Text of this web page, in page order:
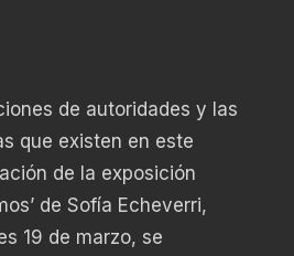
de autoridades y las
que existen en este
de la exposición
de Sofía Echeverri,
19 de marzo, se